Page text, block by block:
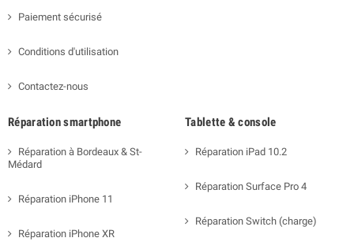
Paiement sécurisé
Conditions d'utilisation
Contactez-nous
Réparation smartphone
Réparation à Bordeaux & St-
Médard
Réparation iPhone 11
Réparation iPhone XR
Tablette & console
Réparation iPad 10.2
Réparation Surface Pro 4
Réparation Switch (charge)